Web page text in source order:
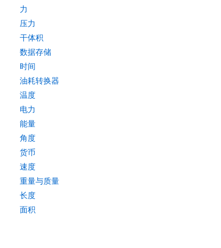
力
压力
干体积
数据存储
时间
油耗转换器
温度
电力
能量
角度
货币
速度
重量与质量
长度
面积